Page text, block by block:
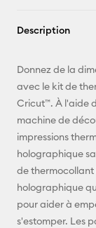
Description
Donnez de la
avec le kit de
Cricut™. À l'aide
machine de
impressions
holographique
de thermocollant
holographique
pour aider à
s'estomper. Les